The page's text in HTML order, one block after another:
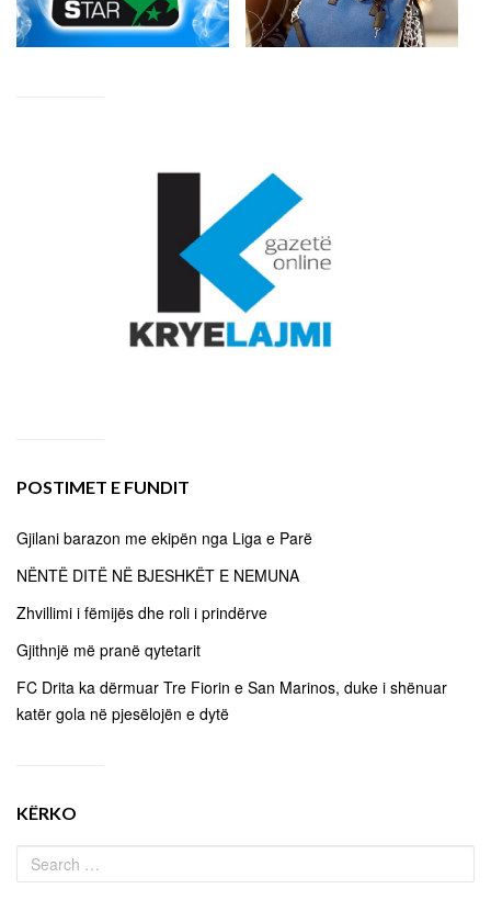
POSTIMET E FUNDIT
Gjilani barazon me ekipën nga Liga e Parë
NËNTË DITË NË BJESHKËT E NEMUNA
Zhvillimi i fëmijës dhe roli i prindërve
Gjithnjë më pranë qytetarit
FC Drita ka dërmuar Tre Fiorin e San Marinos, duke i shënuar
katër gola në pjesëlojën e dytë
KËRKO